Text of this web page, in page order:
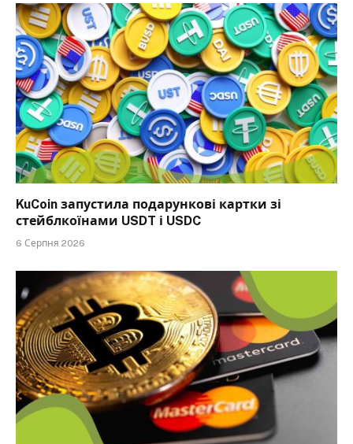
KuCoin запустила подарункові картки зі
стейблкоїнами USDT і USDC
6 Серпня 2026